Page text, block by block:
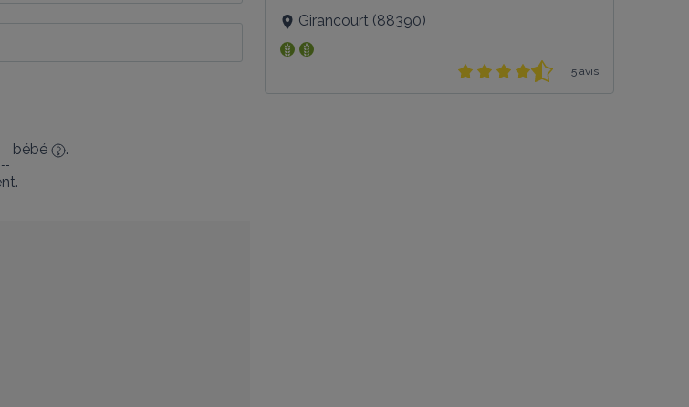
bébé
.
Girancourt (88390)
5 avis